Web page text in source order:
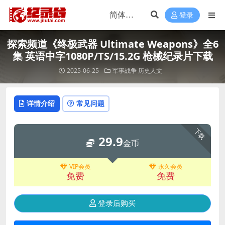
登录
探索频道《终极武器 Ultimate Weapons》全6
集 英语中字1080P/TS/15.2G 枪械纪录片下载
2025-06-25 军事战争 历史人文
详情介绍 常见问题
下载
29.9金币
VIP会员
免费
永久会员
免费
登录后购买